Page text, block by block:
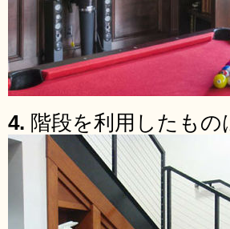
4. 階段を利用したも